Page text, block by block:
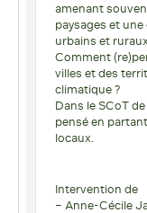
amenant
paysages et
urbains et
Comment
villes et des
climatique ?
Dans le SCoT
pensé en
locaux.
Intervention de
– Anne-Cécile